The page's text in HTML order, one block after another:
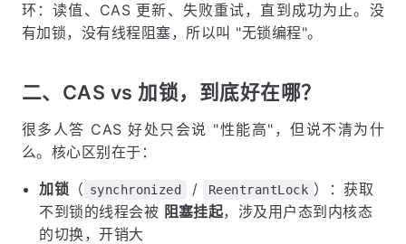
环：读值、CAS 更新、失败重试，直到成功为止。没
有加锁，没有线程阻塞，所以叫 "无锁编程"。
二、CAS vs 加锁，到底好在哪？
很多人答 CAS 好处只会说 "性能高"，但说不清为什
么。核心区别在于：
加锁 （ synchronized / ReentrantLock ）：获取
不到锁的线程会被 阻塞挂起，涉及用户态到内核态
的切换，开销大